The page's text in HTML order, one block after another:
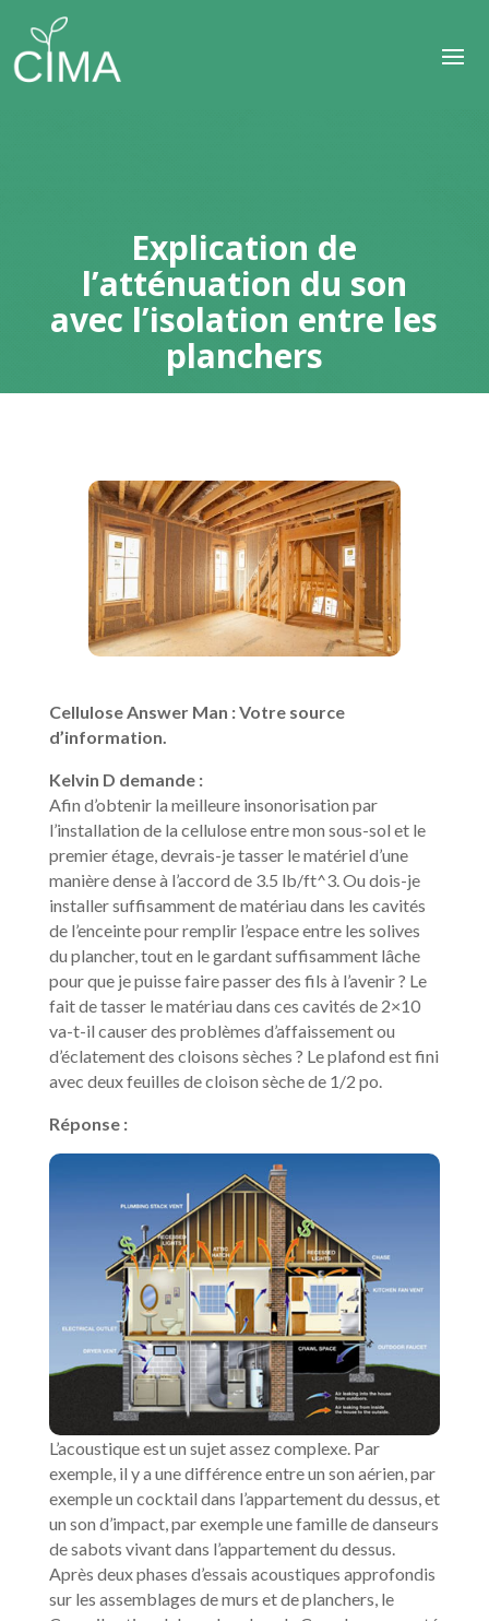
Explication de
l’atténuation du son
avec l’isolation entre les
planchers
Cellulose Answer Man : Votre source
d’information.
Kelvin D demande :
Afin d’obtenir la meilleure insonorisation par
l’installation de la cellulose entre mon sous-sol et le
premier étage, devrais-je tasser le matériel d’une
manière dense à l’accord de 3.5 lb/ft^3. Ou dois-je
installer suffisamment de matériau dans les cavités
de l’enceinte pour remplir l’espace entre les solives
du plancher, tout en le gardant suffisamment lâche
pour que je puisse faire passer des fils à l’avenir ? Le
fait de tasser le matériau dans ces cavités de 2×10
va-t-il causer des problèmes d’affaissement ou
d’éclatement des cloisons sèches ? Le plafond est fini
avec deux feuilles de cloison sèche de 1/2 po.
Réponse :
L’acoustique est un sujet assez complexe. Par
exemple, il y a une différence entre un son aérien, par
exemple un cocktail dans l’appartement du dessus, et
un son d’impact, par exemple une famille de danseurs
de sabots vivant dans l’appartement du dessus.
Après deux phases d’essais acoustiques approfondis
sur les assemblages de murs et de planchers, le